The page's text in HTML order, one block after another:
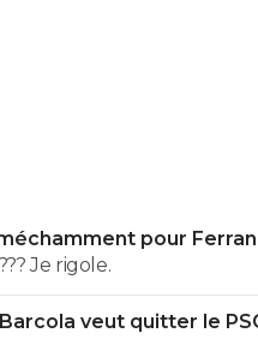
pour Ferran
Je rigole.
veut quitter le